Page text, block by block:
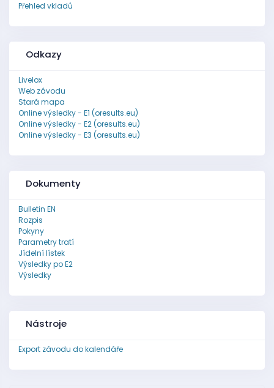
Přehled vkladů
Odkazy
Livelox
Web závodu
Stará mapa
Online výsledky - E1 (oresults.eu)
Online výsledky - E2 (oresults.eu)
Online výsledky - E3 (oresults.eu)
Dokumenty
Bulletin EN
Rozpis
Pokyny
Parametry tratí
Jídelní lístek
Výsledky po E2
Výsledky
Nástroje
Export závodu do kalendáře